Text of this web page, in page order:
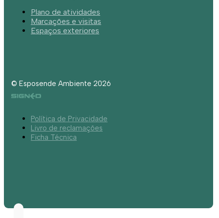
Plano de atividades
Marcações e visitas
Espaços exteriores
© Esposende Ambiente 2026
Política de Privacidade
Livro de reclamações
Ficha Técnica